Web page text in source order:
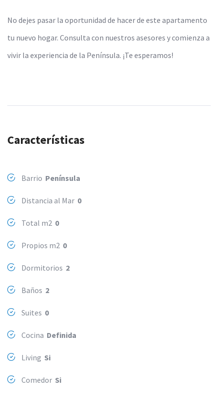
No dejes pasar la oportunidad de hacer de este apartamento
tu nuevo hogar. Consulta con nuestros asesores y comienza a
vivir la experiencia de la Península. ¡Te esperamos!
Características
Barrio Península
Distancia al Mar 0
Total m2 0
Propios m2 0
Dormitorios 2
Baños 2
Suites 0
Cocina Definida
Living Si
Comedor Si